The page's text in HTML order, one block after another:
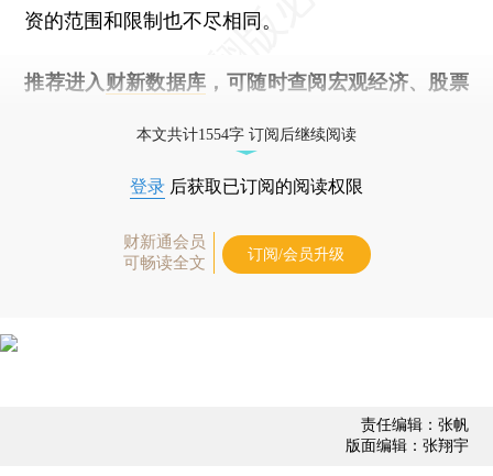
资的范围和限制也不尽相同。
推荐进入 财新数据库 ，可随时查阅宏观经济、股票
本文共计1554字 订阅后继续阅读
登录 后获取已订阅的阅读权限
财新通会员
可畅读全文
订阅/会员升级
责任编辑：张帆
版面编辑：张翔宇